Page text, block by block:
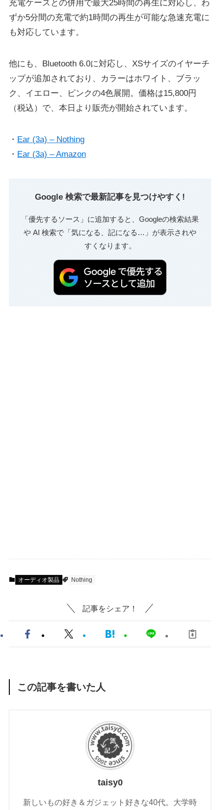
充電ケースとの併用で最大25時間の再生に対応し、わ
ずか5分間の充電で約1時間の再生が可能な急速充電に
も対応しています。
他にも、Bluetooth 6.0に対応し、XSサイズのイヤーチ
ップが追加されており、カラーはホワイト、ブラッ
ク、イエロー、ピンクの4色展開。価格は15,800円
（税込）で、本日より販売が開始されています。
・ Ear (3a) – Nothing
・ Ear (3a) – Amazon
Google 検索で最新記事を見つけやすく!
「優先するソース」に追加すると、Googleの検索結果
や AI 検索で「気になる、記になる…」が表示されや
すくなります。
オーディオ製品 Nothing
記事をシェア！
この記事を書いた人
taisy0
新しいもの好き＆ガジェット好きな40代。大学時